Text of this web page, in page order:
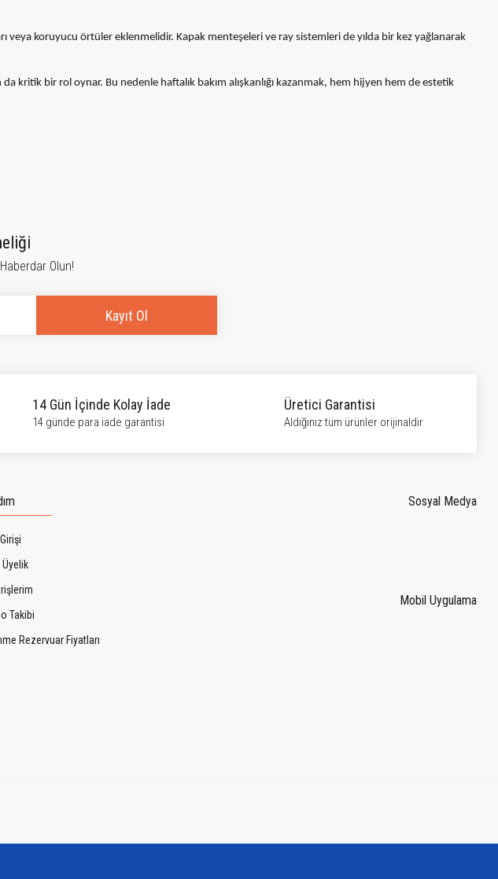
veya koruyucu örtüler eklenmelidir. Kapak menteşeleri ve ray sistemleri de yılda bir kez yağlanarak
kritik bir rol oynar. Bu nedenle haftalık bakım alışkanlığı kazanmak, hem hijyen hem de estetik
Olun!
Kayıt Ol
14 Gün İçinde Kolay İade
14 günde para iade garantisi
Üretici Garantisi
Aldığınız tüm ürünler orijinaldir
Üyelik
Takibi
Rezervuar Fiyatları
Sosyal Medya
Mobil Uygulama